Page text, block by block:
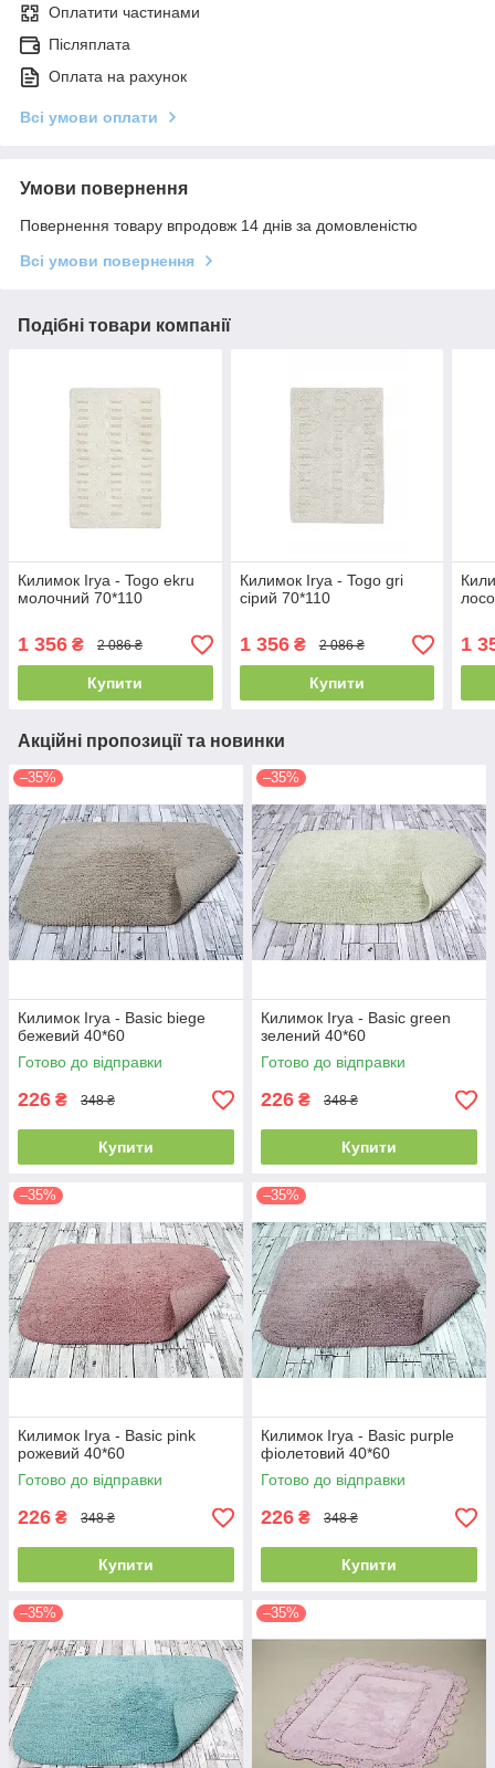
Оплатити частинами
Післяплата
Оплата на рахунок
Всі умови оплати
Умови повернення
Повернення товару впродовж 14 днів за домовленістю
Всі умови повернення
Подібні товари компанії
Килимок Irya - Togo ekru
молочний 70*110
1 356 ₴ 2 086 ₴
Купити
Килимок Irya - Togo gri
сірий 70*110
1 356₴ 2 086 ₴
Купити
1
Акційні пропозиції та новинки
–35%
Килимок Irya - Basic biege
бежевий 40*60
Готово до відправки
226 ₴ 348 ₴
Купити
–35%
Килимок Irya - Basic green
зелений 40*60
Готово до відправки
226 ₴ 348 ₴
Купити
–35%
Килимок Irya - Basic pink
рожевий 40*60
Готово до відправки
226 ₴ 348 ₴
Купити
–35%
Килимок Irya - Basic purple
фіолетовий 40*60
Готово до відправки
226 ₴ 348 ₴
Купити
–35% –35%